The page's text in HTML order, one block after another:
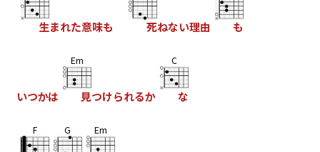
生まれた意味も 死ねない理由 も
いつかは
Em
見つけられるか
C
な
F G Em